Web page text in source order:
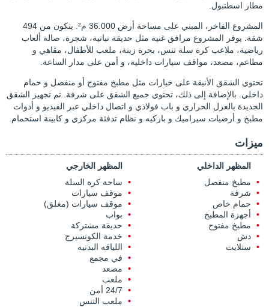
مطار اسطنبول.
المشروع الفاخر، المبني على مساحة أرض 36.000 م². يتكون من 494
شقة. يوفر المشروع مرافق غنية مثل حديقة نباتية، شجرة، صالة ألعاب
رياضية، ملاعب كرة سلة تنس، بحرة زينة، ملعب للأطفال، مقاهي و
مطاعم، مصعد، مواقف سيارات داخلية، و أمن على مدار الساعة.
تحتوي الشقق الأنيقة على خيارات مثل مطبخ مفتوح أو منفصل و حمام
داخلي. بالإضافة إلى ذلك، تحتوي جميع الشقق على شرفة. تم تجهيز الشقق
الجديدة بالعزل الحراري و باب فولاذي و اتصال داخلي عبر الفيديو و أدوات
مطبخ و أرضيات سيراميك و باركيه و نظام تدفئة مركزي و كابينة استحمام.
ميزات
المظهر الداخلي
مطبخ منفصل
شرفة
حمام خاص
أجهزة المطبخ
مطبخ مفتوح
دش
ستلايت
المظهر الخارجي
ساحة كرة السلة
موقف سيارات
موقف سيارات (مغلق)
بواب
حديقة مشتركة
خدمة الكونسيرج
اللياقه البدنيه
في مجمع
مصعد
ملعب
24/7 أمن
ملعب التنس